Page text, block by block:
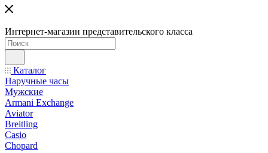
Интернет-магазин представительского класса
Каталог
Наручные часы
Мужские
Armani Exchange
Aviator
Breitling
Casio
Chopard